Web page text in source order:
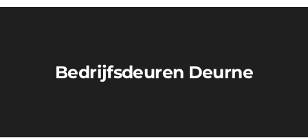
Bedrijfsdeuren Deurne